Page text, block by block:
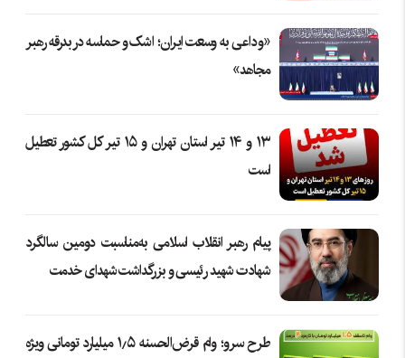
«وداعی به وسعت ایران؛ اشک و حماسه در بدرقه رهبر
مجاهد»
۱۳ و ۱۴ تیر استان تهران و ۱۵ تیر کل کشور تعطیل
است
پیام رهبر انقلاب اسلامی به‌مناسبت دومین سالگرد
شهادت شهید رئیسی و بزرگداشت شهدای خدمت
طرح سرو؛ وام قرض‌الحسنه ۱٫۵ میلیارد تومانی ویژه